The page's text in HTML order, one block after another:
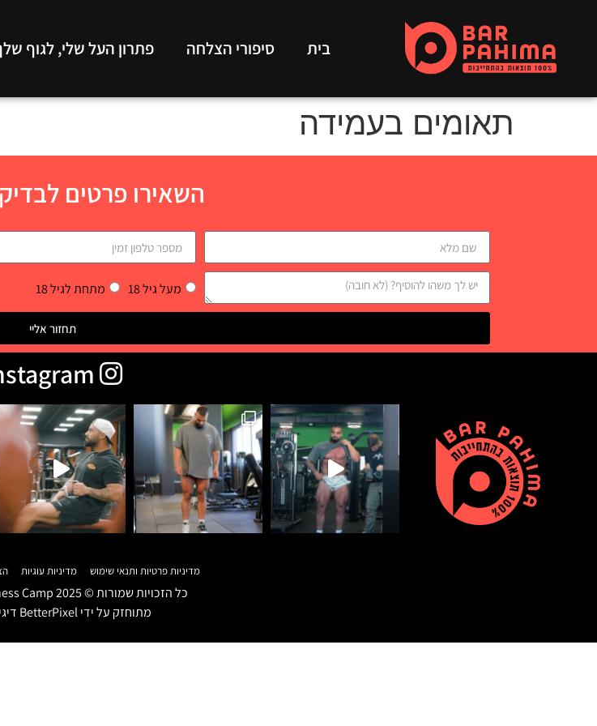
בית סיפורי הצלחה פתרון העל שלי, לגוף
תאומים בעמידה
השאירו פרטים
מעל גיל 18 מתחת לגיל 18
תחזור אליי
מדיניות פרטיות ותנאי שימוש מדיניות עוגיות
כל הזכויות שמורות © Camp2025
מתוחזק על ידיBetterPixel דיגיטל ושיווק